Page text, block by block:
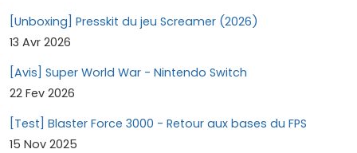
[Unboxing] Presskit du jeu Screamer (2026)
13 Avr 2026
[Avis] Super World War - Nintendo Switch
22 Fev 2026
[Test] Blaster Force 3000 - Retour aux bases du FPS
15 Nov 2025